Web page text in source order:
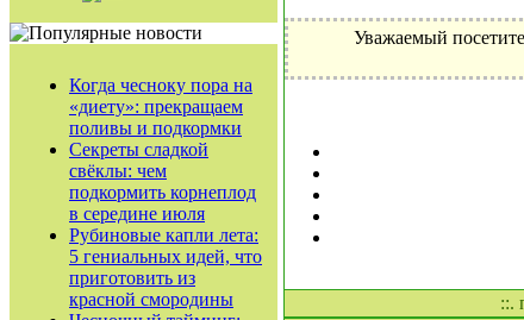
Когда чесноку пора на
«диету»: прекращаем
поливы и подкормки
Секреты сладкой
свёклы: чем
подкормить корнеплод
в середине июля
Рубиновые капли лета:
5 гениальных идей, что
приготовить из
красной смородины
Уважаемый
::.